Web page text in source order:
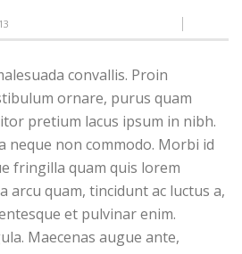
convallis. Proin
ornare, purus quam
pretium lacus ipsum in nibh.
neque non commodo. Morbi id
fringilla quam quis lorem
arcu quam, tincidunt ac luctus a,
et pulvinar enim.
Maecenas augue ante,